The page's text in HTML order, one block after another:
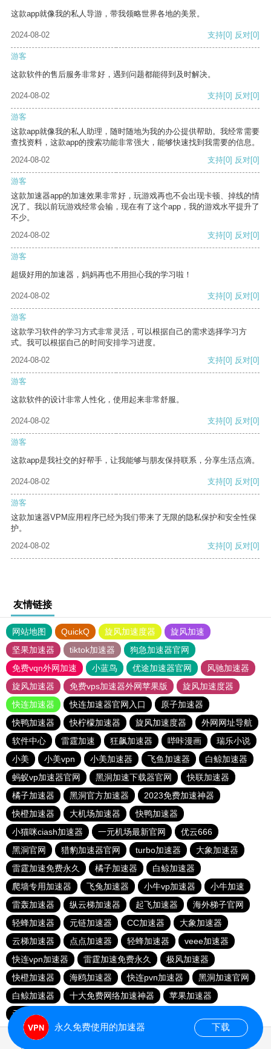
这款app就像我的私人导游，带我领略世界各地的美景。
2024-08-02 支持[0] 反对[0]
游客
这款软件的售后服务非常好，遇到问题都能得到及时解决。
2024-08-02 支持[0] 反对[0]
游客
这款app就像我的私人助理，随时随地为我的办公提供帮助。我经常需要
查找资料，这款app的搜索功能非常强大，能够快速找到我需要的信息。
2024-08-02
支持[0] 反对[0]
游客
这款加速器app的加速效果非常好，玩游戏再也不会出现卡顿、掉线的情
况了。我以前玩游戏经常会输，现在有了这个app，我的游戏水平提升了
不少。
2024-08-02
支持[0] 反对[0]
游客
超级好用的加速器，妈妈再也不用担心我的学习啦！
2024-08-02 支持[0] 反对[0]
游客
这款学习软件的学习方式非常灵活，可以根据自己的需求选择学习方
式。我可以根据自己的时间安排学习进度。
2024-08-02
支持[0] 反对[0]
游客
这款软件的设计非常人性化，使用起来非常舒服。
2024-08-02 支持[0] 反对[0]
游客
这款app是我社交的好帮手，让我能够与朋友保持联系，分享生活点滴。
2024-08-02 支持[0] 反对[0]
游客
这款加速器VPM应用程序已经为我们带来了无限的隐私保护和安全性保
护。
2024-08-02
支持[0] 反对[0]
友情链接
网站地图 QuickQ 旋风加速度器
旋风加速
坚果加速器
tiktok加速器
狗急加速器官网
免费vqn外网加速
小蓝鸟 优途加速器官网
风驰加速器
旋风加速器
免费vps加速器外网苹果版
旋风加速度器
快连加速器
快连加速器官网入口
原子加速器
快鸭加速器
快柠檬加速器 旋风加速度器
外网网址导航
软件中心
雷霆加速 狂飙加速器 哔咔漫画
瑞乐小说
小美
小美vpn 小美加速器 飞鱼加速器
白鲸加速器
蚂蚁vp加速器官网
黑洞加速下载器官网
快联加速器
橘子加速器
黑洞官方加速器
2023免费加速神器
快橙加速器
大机场加速器
快鸭加速器
小猫咪ciash加速器
一元机场最新官网
优云666
黑洞官网
猎豹加速器官网 turbo加速器
大象加速器
雷霆加速免费永久
橘子加速器
白鲸加速器
爬墙专用加速器
飞兔加速器 小牛vp加速器
小牛加速
雷轰加速器
纵云梯加速器 起飞加速器
海外梯子官网
轻蜂加速器
元链加速器 CC加速器
大象加速器
云梯加速器
点点加速器 轻蜂加速器
veee加速器
快连vρn加速器
雷霆加速免费永久
极风加速器
快橙加速器
海鸥加速器 快连pvn加速器
黑洞加速官网
白鲸加速器
十大免费网络加速神器
苹果加速器
元链加速器
永久免费使用的加速器 下载